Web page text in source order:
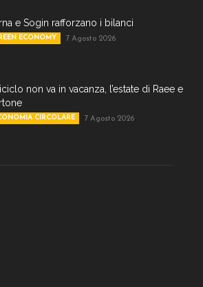
e Sogin rafforzano i bilanci
ECONOMY 7 Agosto 2026
non va in vacanza, l’estate di Raee e
CIRCOLARE 7 Agosto 2026